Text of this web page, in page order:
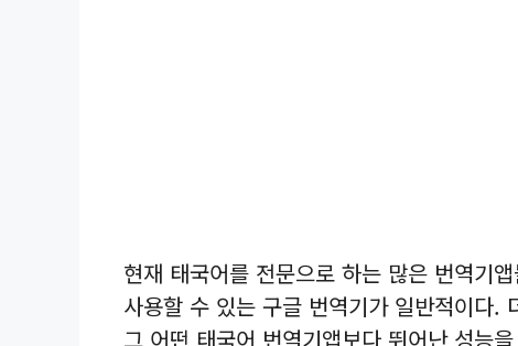
현재 태국어를 전문으로 하는 많은 번역기
사용할 수 있는 구글 번역기가 일반적이다.
그 어떤 태국어 번역기앱보다 뛰어난 성능